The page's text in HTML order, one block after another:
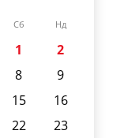
Сб Нд
1
2
8
9
15
16
22
23